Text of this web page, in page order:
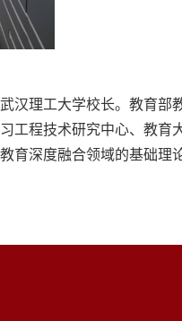
汉理工大学校长。教育部
工程技术研究中心、教育
育深度融合领域的基础理